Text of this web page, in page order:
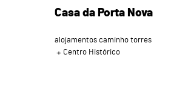
Casa da Porta Nova
alojamentos caminho torres
Centro Histórico